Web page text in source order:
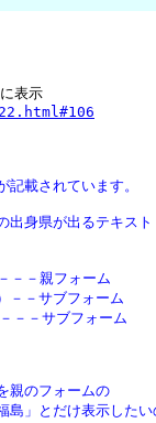
載されています。
出身県が出るテキスト
－－親フォーム
－－サブフォーム
－－サブフォーム
親のフォームの
島」とだけ表示した